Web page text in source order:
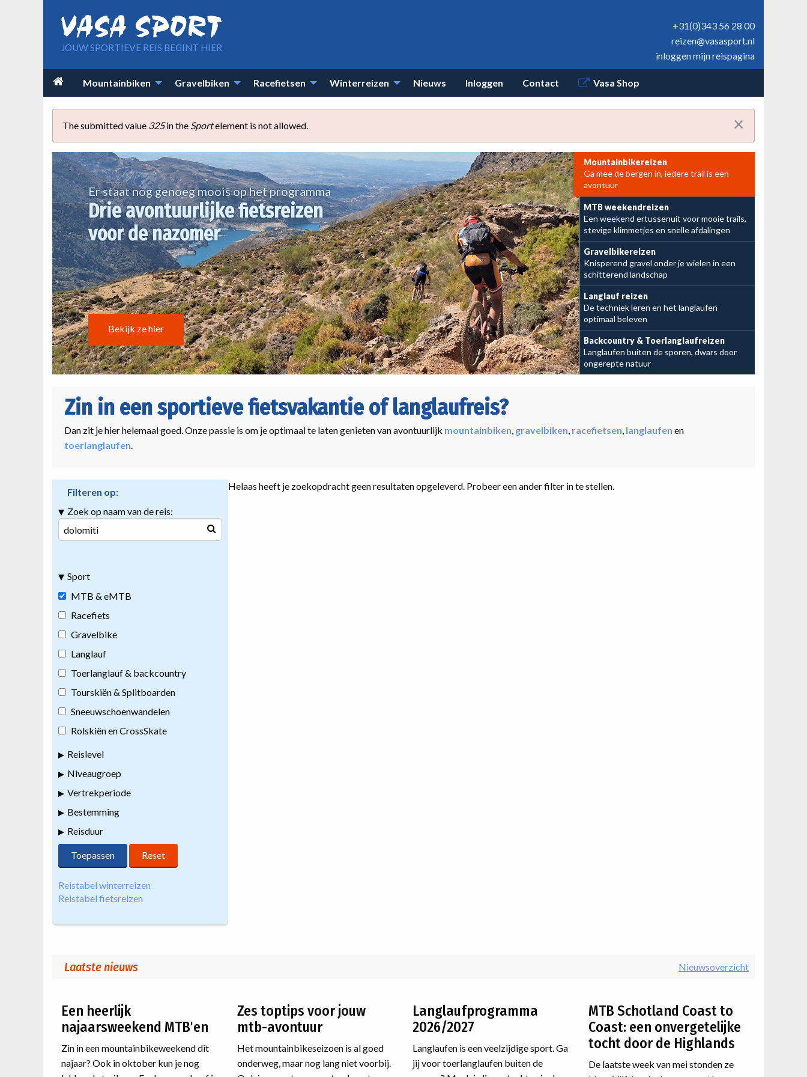
+31(0)343 56 28 00
reizen@vasasport.nl
inloggen mijn reispagina
JOUW SPORTIEVE REIS BEGINT HIER
Main
navigation
 Mountainbiken Gravelbiken Racefietsen Winterreizen Nieuws Inloggen Contact Vasa Shop
×
Foutmelding
The submitted value 325in the Sportelement is not allowed.
Er staat nog genoeg moois op het programma
Drie avontuurlijke fietsreizen
voor de nazomer
Bekijk ze hier
Van flowtrails tot ruige downhills
Een heerlijk
najaarsweekend
Bekijk de mogelijkheden
Mountainbikereizen
Ga mee de bergen in, iedere trail is een
avontuur
MTB weekendreizen
Een weekend ertussenuit voor mooie trails,
stevige klimmetjes en snelle afdalingen
Gravelbikereizen
Knisperend gravel onder je wielen in een
schitterend landschap
Langlauf reizen
De techniek leren en het langlaufen
optimaal beleven
Backcountry & Toerlanglaufreizen
Langlaufen buiten de sporen, dwars door
ongerepte natuur
Zin in een sportieve fietsvakantie of langlaufreis?
Dan zit je hier helemaal goed. Onze passie is om je optimaal te laten genieten van avontuurlijk mountainbiken, gravelbiken, racefietsen, langlaufen en
toerlanglaufen.
Filteren op:
Zoek op naam van de reis:
Sport
MTB & eMTB
Racefiets
Gravelbike
Langlauf
Toerlanglauf & backcountry
Tourskiën & Splitboarden
Sneeuwschoenwandelen
Rolskiën en CrossSkate
Reislevel
Niveaugroep
Vertrekperiode
Bestemming
Reisduur
Reistabel winterreizen
Reistabel fietsreizen
Helaas heeft je zoekopdracht geen resultaten opgeleverd. Probeer een ander filter in te stellen.
Laatste nieuws Nieuwsoverzicht
Een heerlijk
najaarsweekend MTB'en
Zin in een mountainbikeweekend dit
najaar? Ook in oktober kun je nog
Zes toptips voor jouw
mtb-avontuur
Het mountainbikeseizoen is al goed
onderweg, maar nog lang niet voorbij.
Langlaufprogramma
2026/2027
Langlaufen is een veelzijdige sport. Ga
jij voor toerlanglaufen buiten de
MTB Schotland Coast to
Coast: een onvergetelijke
tocht door de Highlands
De laatste week van mei stonden ze